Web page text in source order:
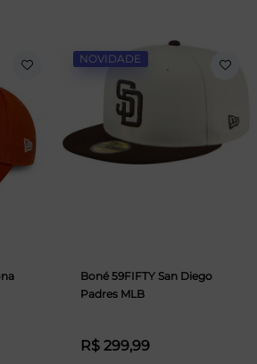
NOVIDADE
Boné 59FIFTY San Diego
Padres MLB
R$ 299,99